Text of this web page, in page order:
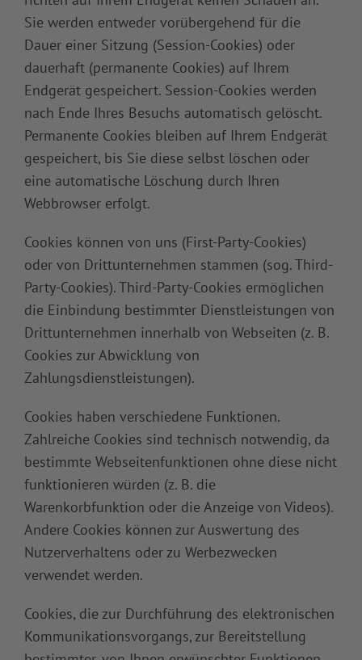
Sie werden entweder vorübergehend für die
Dauer einer Sitzung (Session-Cookies) oder
dauerhaft (permanente Cookies) auf Ihrem
Endgerät gespeichert. Session-Cookies werden
nach Ende Ihres Besuchs automatisch gelöscht.
Permanente Cookies bleiben auf Ihrem Endgerät
gespeichert, bis Sie diese selbst löschen oder
eine automatische Löschung durch Ihren
Webbrowser erfolgt.
Cookies können von uns (First-Party-Cookies)
oder von Drittunternehmen stammen (sog. Third-
Party-Cookies). Third-Party-Cookies ermöglichen
die Einbindung bestimmter Dienstleistungen von
Drittunternehmen innerhalb von Webseiten (z. B.
Cookies zur Abwicklung von
Zahlungsdienstleistungen).
Cookies haben verschiedene Funktionen.
Zahlreiche Cookies sind technisch notwendig, da
bestimmte Webseitenfunktionen ohne diese nicht
funktionieren würden (z. B. die
Warenkorbfunktion oder die Anzeige von Videos).
Andere Cookies können zur Auswertung des
Nutzerverhaltens oder zu Werbezwecken
verwendet werden.
Cookies, die zur Durchführung des elektronischen
Kommunikationsvorgangs, zur Bereitstellung